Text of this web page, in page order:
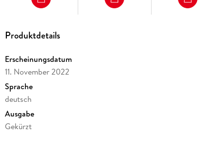
Produktdetails
Erscheinungsdatum
11. November 2022
Sprache
deutsch
Ausgabe
Gekürzt